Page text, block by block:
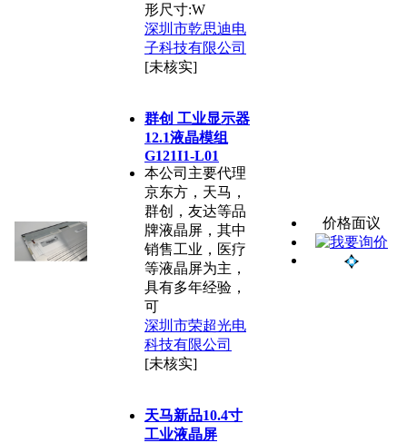
形尺寸:W
深圳市乾思迪电
子科技有限公司
[未核实]
群创 工业显示器
12.1液晶模组
G121I1-L01
本公司主要代理
京东方，天马，
群创，友达等品
牌液晶屏，其中
销售工业，医疗
等液晶屏为主，
具有多年经验，
可
深圳市荣超光电
科技有限公司
[未核实]
价格面议
天马新品10.4寸
工业液晶屏